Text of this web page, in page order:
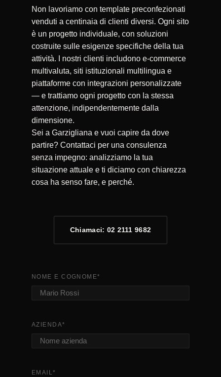
Non lavoriamo con template preconfezionati
venduti a centinaia di clienti diversi. Ogni sito
è un progetto individuale, con soluzioni
costruite sulle esigenze specifiche della tua
attività. I nostri clienti includono e-commerce
multivaluta, siti istituzionali multilingua e
piattaforme con integrazioni personalizzate
— e trattiamo ogni progetto con la stessa
attenzione, indipendentemente dalla
dimensione.
Sei a Garzigliana e vuoi capire da dove
partire? Contattaci per una consulenza
senza impegno: analizziamo la tua
situazione attuale e ti diciamo con chiarezza
cosa ha senso fare, e perché.
Chiamaci: 02 2111 9682
NOME E COGNOME*
AZIENDA*
EMAIL*